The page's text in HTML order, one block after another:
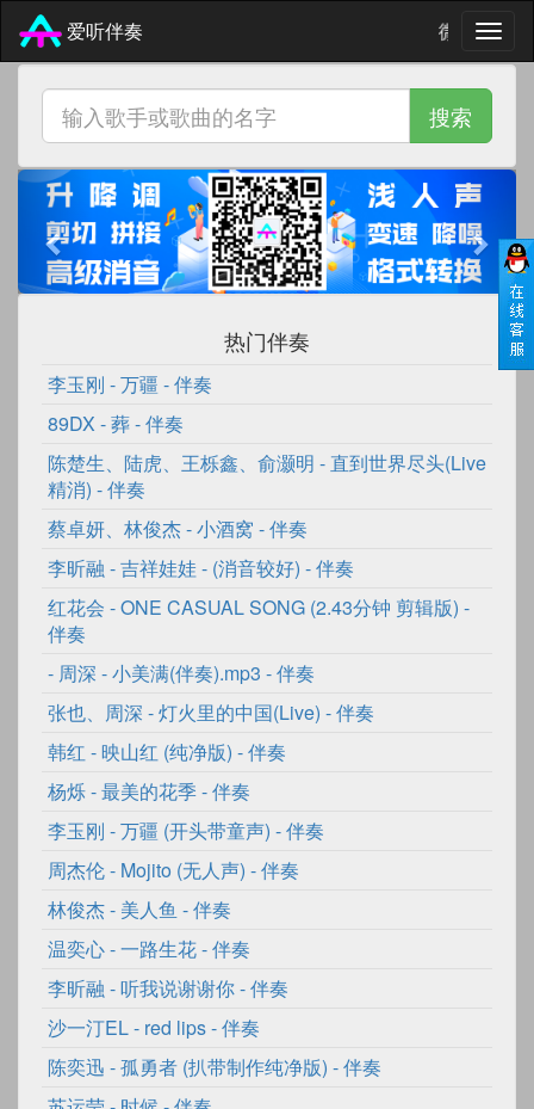
爱听伴奏 微信
搜索
Previous Next
热门伴奏
李玉刚 -万疆 - 伴奏
89DX -葬- 伴奏
陈楚生
陆虎 王栎鑫 俞灏明 - 直到世界尽头(Live
精消) - 伴奏
蔡卓妍
林俊杰-小酒窝 - 伴奏
李昕融 -吉祥娃娃 - (消音较好) - 伴奏
红花会 -ONE CASUAL SONG (2.43分钟 剪辑版) -
伴奏
- 周深 - 小美满(伴奏).mp3 - 伴奏
张也
周深 -灯火里的中国(Live) - 伴奏
韩红 -映山红 (纯净版) - 伴奏
杨烁-最美的花季- 伴奏
李玉刚 -万疆 (开头带童声) - 伴奏
周杰伦- Mojito (无人声) - 伴奏
林俊杰- 美人鱼 - 伴奏
温奕心-一路生花- 伴奏
李昕融 -听我说谢谢你- 伴奏
沙一汀EL- red lips- 伴奏
陈奕迅 -孤勇者 (扒带制作纯净版) - 伴奏